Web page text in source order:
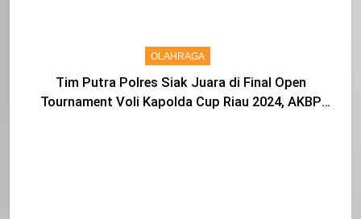
OLAHRAGA
Tim Putra Polres Siak Juara di Final Open
Tournament Voli Kapolda Cup Riau 2024, AKBP